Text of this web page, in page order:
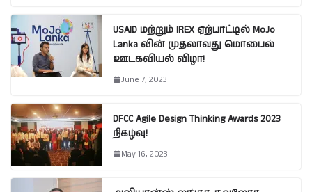
USAID மற்றும் IREX ஏற்பாட்டில் MoJo
Lanka வின் முதலாவது மொபைல்
ஊடகவியல் விழா!
June 7, 2023
DFCC Agile Design Thinking Awards 2023
நிகழ்வு!
May 16, 2023